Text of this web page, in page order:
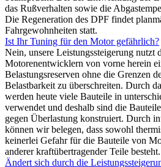
das Rußverhalten sowie die
Die Regeneration des DPF findet
Fahrgewohnheiten statt.
Ist Ihr Tuning für den Motor gefährlich?
Nein, unsere Leistungssteigerung nutzt
Motorenentwicklern von vorne herein
Belastungsreserven ohne die Grenzen
Belastbarkeit zu überschreiten. Durch
werden heute viele Bauteile in
verwendet und deshalb sind die
gegen Überlastung konstruiert. Durch
können wir belegen, dass sowohl
keinerlei Gefahr für die Bauteile von
anderer kraftübertragender Teile besteht.
Ändert sich durch die